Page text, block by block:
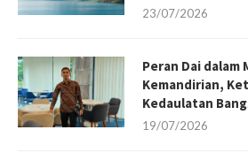
23/07/2026
Peran Dai dalam
Kemandirian,
Kedaulatan
19/07/2026